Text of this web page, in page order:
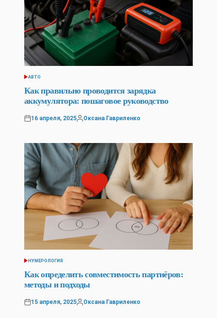
POSTED
IN
АВТО
Как правильно проводится зарядка
аккумулятора: пошаговое руководство
Posted
16 апреля, 2025
Posted
Оксана Гавриленко
POSTED
IN
НУМЕРОЛОГИЯ
Как определить совместимость партнёров:
методы и подходы
Posted
15 апреля, 2025
Posted
Оксана Гавриленко